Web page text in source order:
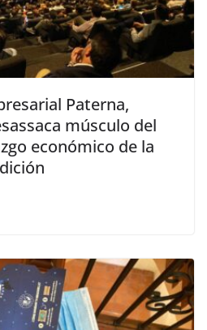
Paterna,
músculo del
económico de la